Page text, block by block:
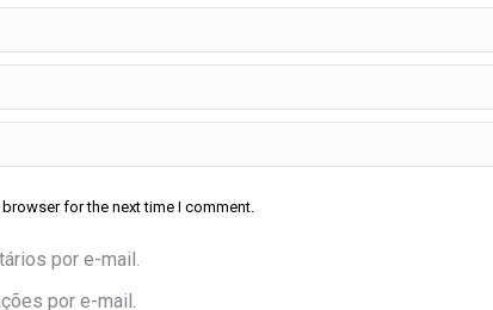
for the next time I comment.
por e-mail.
por e-mail.